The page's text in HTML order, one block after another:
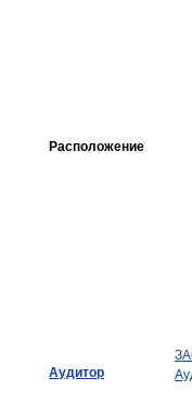
Расположение
Аудитор